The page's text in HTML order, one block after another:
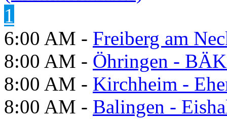
1
6:00 AM - Freiberg am
8:00 AM - Öhringen -
8:00 AM - Kirchheim -
8:00 AM - Balingen -